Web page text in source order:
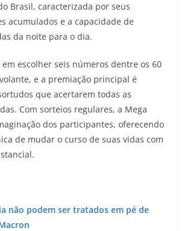
Brasil, caracterizada por seus
acumulados e a capacidade de
da noite para o dia.
em escolher seis números dentre os 60
e a premiação principal é
que acertarem todas as
Com sorteios regulares, a Mega
dos participantes, oferecendo
de mudar o curso de suas vidas com
não podem ser tratados em pé de